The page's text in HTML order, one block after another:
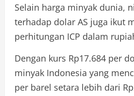
Selain harga minyak dunia,
terhadap dolar AS juga ikut
perhitungan ICP dalam
Dengan kurs Rp17.684 per
minyak Indonesia yang
per barel setara lebih dari